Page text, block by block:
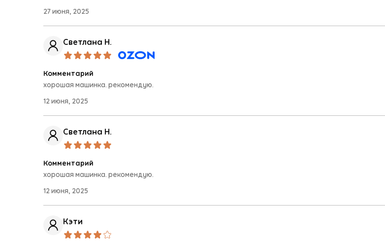
27 июня, 2025
Светлана Н.
Комментарий
хорошая машинка. рекомендую.
12 июня, 2025
Светлана Н.
Комментарий
хорошая машинка. рекомендую.
12 июня, 2025
Кэти